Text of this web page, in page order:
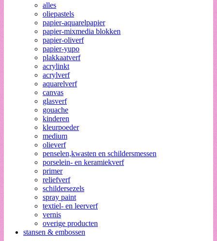
alles
oliepastels
papier-aquarelpapier
papier-mixmedia blokken
papier-oliverf
papier-yupo
plakkaatverf
acrylinkt
acrylverf
aquarelverf
canvas
glasverf
gouache
kinderen
kleurpoeder
medium
olieverf
penselen,kwasten en schildersmessen
porselein- en keramiekverf
primer
reliefverf
schildersezels
spray paint
textiel- en leerverf
vernis
overige producten
stansen & embossen